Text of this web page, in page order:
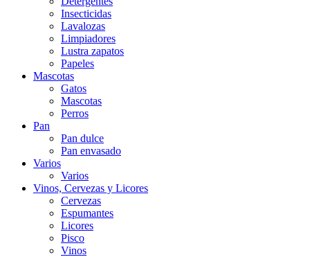
Insecticidas
Lavalozas
Limpiadores
Lustra zapatos
Papeles
Mascotas
Gatos
Mascotas
Perros
Pan
Pan dulce
Pan envasado
Varios
Varios
Vinos, Cervezas y Licores
Cervezas
Espumantes
Licores
Pisco
Vinos